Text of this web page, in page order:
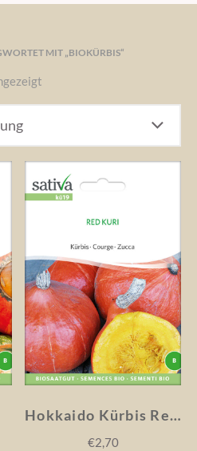
MIT „BIOKÜRBIS“
Hokkaido Kürbis Red Kuri
€2,70